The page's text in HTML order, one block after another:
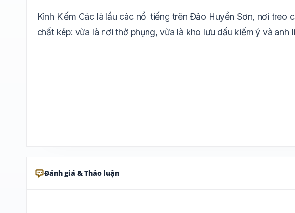
Trắng Ngà
Kính Kiếm Các là lầu các nổi tiếng trên Đảo Huyền Sơn, nơi treo
chất kép: vừa là nơi thờ phụng, vừa là kho lưu dấu kiếm ý và anh
Đánh giá & Thảo luận